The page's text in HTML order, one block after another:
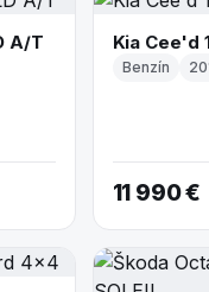
A/T Kia Cee'd
Benzín
11 990 €